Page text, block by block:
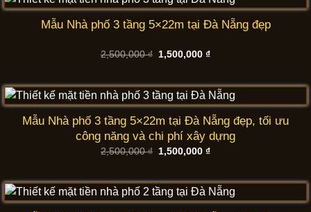
Mẫu Nhà phố 3 tầng 5×22m tại Đà Nẵng đẹp
2,500,000₫
Giá
1,500,000₫Giá
1,500,000 ₫.
Mẫu Nhà phố 3 tầng 5×22m tại Đà Nẵng đẹp, tối ưu
công năng và chi phí xây dựng
2,500,000₫
Giá
gốc
1,500,000₫Giá
1,500,000 ₫.